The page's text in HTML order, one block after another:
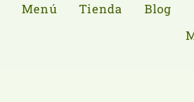
Menú Tienda
Blog